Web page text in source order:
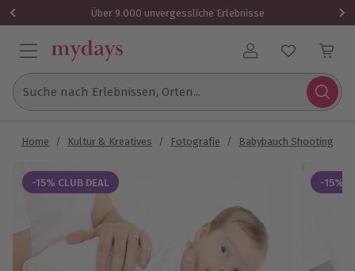
Über 9.000 unvergessliche Erlebnisse
Benutzerkonto
Suche nach Erlebnissen, Orten...
Home / Kultur & Kreatives / Fotografie / Babybauch Shooting
-15% CLUB DEAL -15%